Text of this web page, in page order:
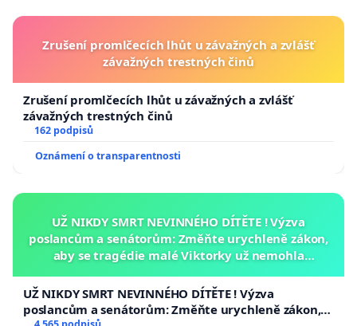
Zrušení promlčecích lhůt u závažných a zvlášť
závažných trestných činů
Zrušení promlčecích lhůt u závažných a zvlášť
závažných trestných činů
162 podpisů
Oznámení o transparentnosti
UŽ NIKDY SMRT NEVINNÉHO DÍTĚTE ! Výzva
poslancům a senátorům: Změňte urychleně zákon,
aby se tragédie malé Viktorky už nemohla
UŽ NIKDY SMRT NEVINNÉHO DÍTĚTE ! Výzva
poslancům a senátorům: Změňte urychleně zákon,